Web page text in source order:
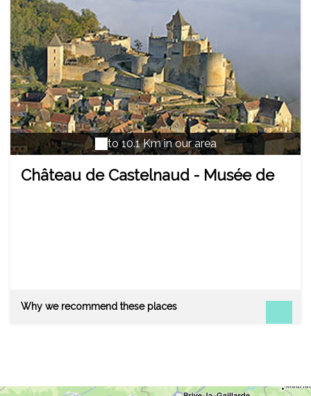
ratez pas non plus le grand rassemblement de
montgolfières. Les passagers pouvant admirer la
ville sous ses meilleurs angles.
to 10.1 Km in our area
Château de Castelnaud - Musée de
Why we recommend these places